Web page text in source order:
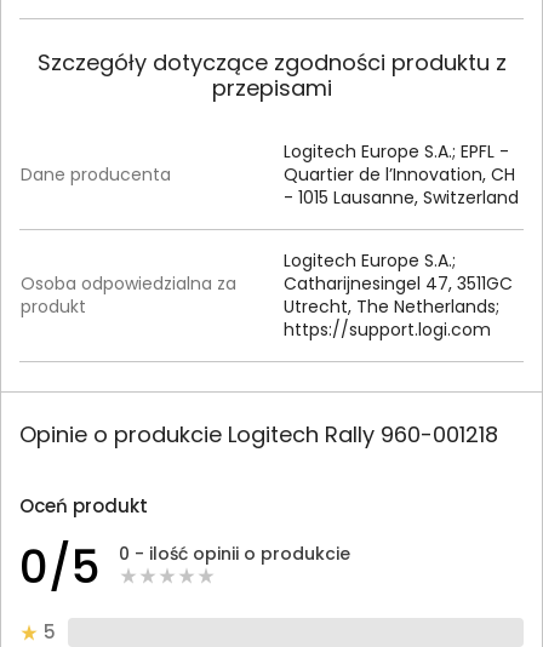
Szczegóły dotyczące zgodności produktu z
przepisami
Dane producenta
Logitech Europe S.A.; EPFL -
Quartier de l’Innovation, CH
- 1015 Lausanne, Switzerland
Osoba odpowiedzialna za
produkt
Logitech Europe S.A.;
Catharijnesingel 47, 3511GC
Utrecht, The Netherlands;
https://support.logi.com
Opinie o produkcie Logitech Rally 960-001218
Oceń produkt
0/5 0 - ilość opinii o produkcie
5